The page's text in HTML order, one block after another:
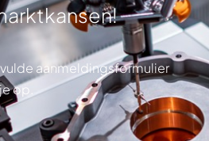
aanmeldingsformulier
op.